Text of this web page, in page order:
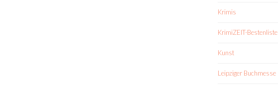
Krimis
KrimiZEIT-Bestenliste
Kunst
Leipziger Buchmesse